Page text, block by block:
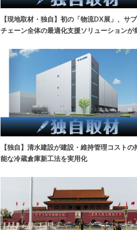
【現地取材・独自】初の「物流DX展」、サ
チェーン全体の最適化支援ソリューションが
【独自】清水建設が建設・維持管理コストの
能な冷蔵倉庫新工法を実用化